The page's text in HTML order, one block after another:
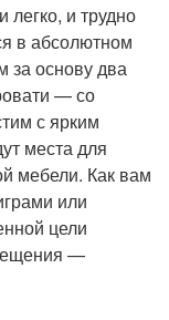
легко, и трудно
в абсолютном
за основу два
— со
с ярким
места для
мебели. Как вам
или
цели
—